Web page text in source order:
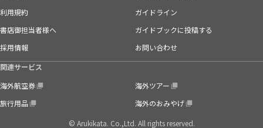
利用規約
ガイドライン
書店御担当者様へ
ガイドブックに投稿する
採用情報
お問い合わせ
関連サービス
海外航空券
海外ツアー
旅行用品
海外のおみやげ
© Arukikata. Co.,Ltd. All rights reserved.